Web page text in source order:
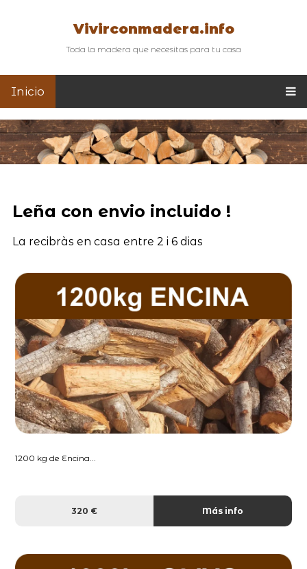
Vivirconmadera.info
Toda la madera que necesitas para tu casa
Inicio
Leña con envio incluido !
La recibràs en casa entre 2 i 6 dias
1200 kg de Encina...
320 € Más info